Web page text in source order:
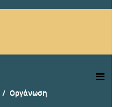
Οργάνωση